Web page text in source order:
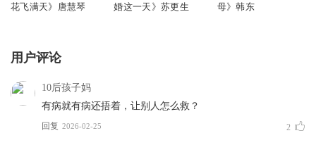
花飞满天》唐慧琴
婚这一天》苏更生
母》韩东
用户评论
10后孩子妈
有病就有病还捂着，让别人怎么救？
回复 2026-02-25 2